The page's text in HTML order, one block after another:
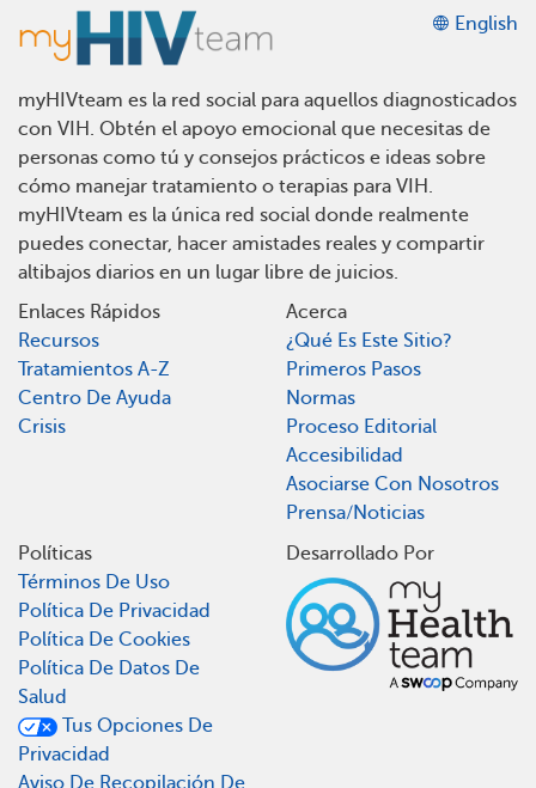
English
myHIVteam es la red social para aquellos diagnosticados
con VIH. Obtén el apoyo emocional que necesitas de
personas como tú y consejos prácticos e ideas sobre
cómo manejar tratamiento o terapias para VIH.
myHIVteam es la única red social donde realmente
puedes conectar, hacer amistades reales y compartir
altibajos diarios en un lugar libre de juicios.
Enlaces Rápidos
Recursos
Tratamientos A-Z
Centro De Ayuda
Crisis
Acerca
¿Qué Es Este Sitio?
Primeros Pasos
Normas
Proceso Editorial
Accesibilidad
Asociarse Con Nosotros
Prensa/Noticias
Políticas
Términos De Uso
Política De Privacidad
Política De Cookies
Política De Datos De
Salud
Tus Opciones De
Privacidad
Aviso De Recopilación De
Desarrollado Por